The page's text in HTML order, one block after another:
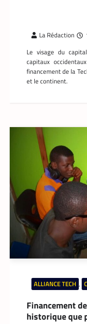
La Rédaction
Le visage du
capitaux
financement de la
et le continent.
ALLIANCE TECH ,
Financement
historique que